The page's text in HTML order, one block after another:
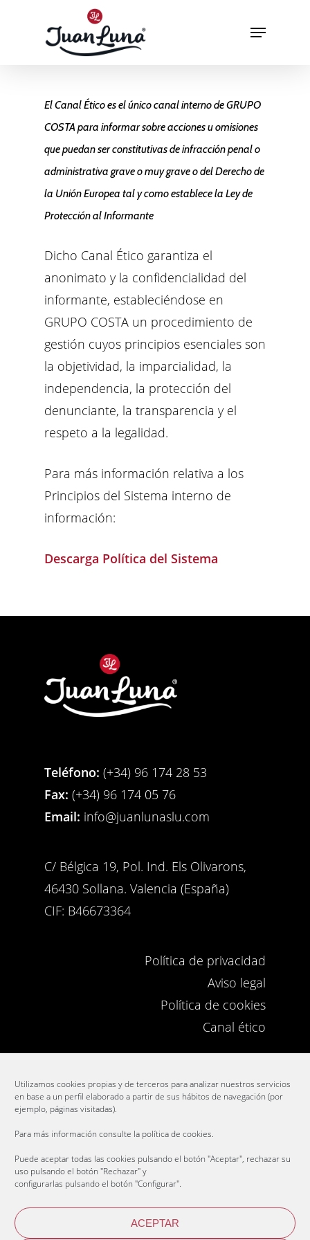
Utilizamos cookies propias y de terceros para analizar nuestros servicios
en base a un perfil elaborado a partir de sus hábitos de navegación (por
ejemplo, páginas visitadas).
Para más información consulte la política de cookies.
Puede aceptar todas las cookies pulsando el botón "Aceptar", rechazar su
uso pulsando el botón "Rechazar" y
configurarlas pulsando el botón "Configurar".
ACEPTAR
El Canal Ético es el único canal interno de GRUPO
COSTA para informar sobre acciones u omisiones
que puedan ser constitutivas de infracción penal o
administrativa grave o muy grave o del Derecho de
la Unión Europea tal y como establece la Ley de
Protección al Informante
Dicho Canal Ético garantiza el
anonimato y la confidencialidad del
informante, estableciéndose en
GRUPO COSTA un procedimiento de
gestión cuyos principios esenciales son
la objetividad, la imparcialidad, la
independencia, la protección del
denunciante, la transparencia y el
respeto a la legalidad.
Para más información relativa a los
Principios del Sistema interno de
información:
Descarga Política del Sistema
Teléfono: (+34) 96 174 28 53
Fax: (+34) 96 174 05 76
Email: info@juanlunaslu.com
C/ Bélgica 19, Pol. Ind. Els Olivarons,
46430 Sollana. Valencia (España)
CIF: B46673364
Política de privacidad
Aviso legal
Política de cookies
Canal ético
Web designEnne estudio